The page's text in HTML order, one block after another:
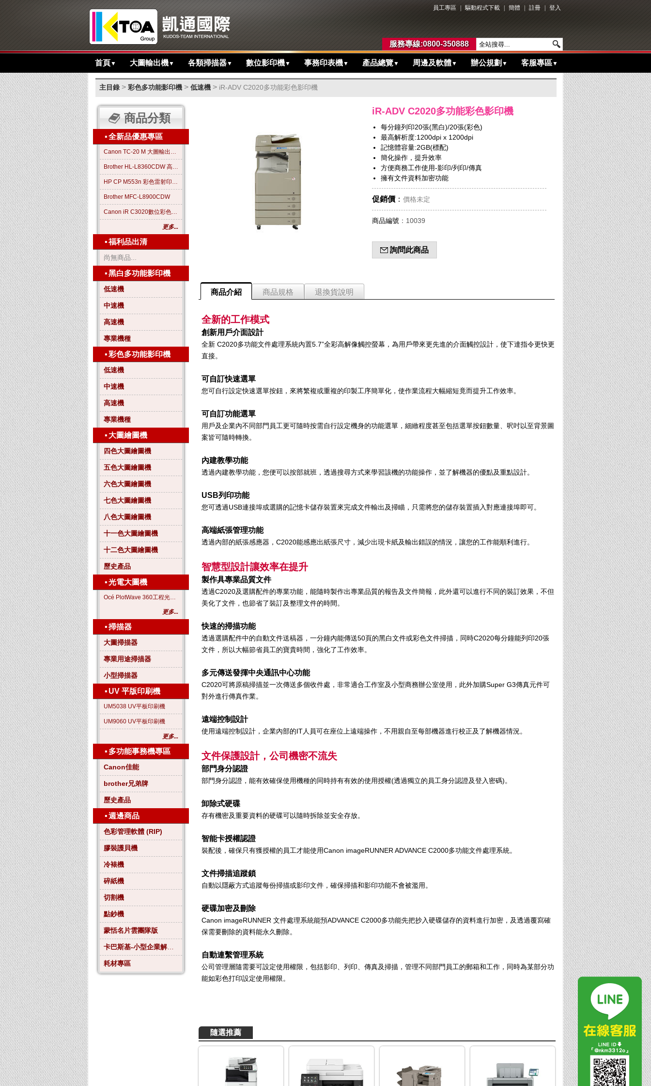
員工專區 驅動程式下載 簡體 註冊 登入
服務專線:0800-350888
首頁▼ 大圖輸出機▼ 各類掃描器▼ 數位影印機▼ 事務印表機▼ 產品總覽▼ 周邊及軟體▼ 辦公規劃 ▼ 客服專區▼
主目錄 > 彩色多功能影印機 > 低速機 > iR-ADV C2020多功能彩色影印機
商品分類
▪全新品優惠專區
Canon TC-20 M 大圖輸出繪圖機
Brother HL-L8360CDW 高效彩色雷射印表機
HP CP M553n 彩色雷射印表機
Brother MFC-L8900CDW
Canon iR C3020數位彩色影印機
更多...
▪福利品出清
尚無商品...
▪黑白多功能影印機
低速機
中速機
高速機
專業機種
▪彩色多功能影印機
低速機
中速機
高速機
專業機種
▪ 大圖繪圖機
四色大圖繪圖機
五色大圖繪圖機
六色大圖繪圖機
七色大圖繪圖機
八色大圖繪圖機
十一色大圖繪圖機
十二色大圖繪圖機
歷史產品
▪光電大圖機
Océ PlotWave 360工程光電大圖機
更多...
▪掃描器
大圖掃描器
專業用途掃描器
小型掃描器
▪ UV 平版印刷機
UM5038 UV平板印刷機
UM9060 UV平板印刷機
更多...
▪ 多功能事務機專區
Canon佳能
brother兄弟牌
歷史產品
▪週邊商品
色彩管理軟體 (RIP)
膠裝護貝機
冷裱機
碎紙機
切割機
點鈔機
蒙恬名片雲團隊版
卡巴斯基-小型企業解決方案4
耗材專區
iR-ADV C2020多功能彩色影印機
每分鐘列印20張(黑白)/20張(彩色)
最高解析度:1200dpi x 1200dpi
記憶體容量:2GB(標配)
簡化操作，提升效率
方便商務工作使用-影印/列印/傳真
擁有文件資料加密功能
促銷價 ： 價格未定
商品編號 ：10039
詢問此商品
商品介紹 商品規格 退換貨說明
全新的工作模式
創新用戶介面設計
全新 C2020多功能文件處理系統內置5.7”全彩高解像觸控螢幕，為用戶帶來更先進的介面觸控設計，使下達指令更快更
直接。
可自訂快速選單
您可自行設定快速選單按鈕，來將繁複或重複的印製工序簡單化，使作業流程大幅縮短竟而提升工作效率。
可自訂功能選單
用戶及企業內不同部門員工更可隨時按需自行設定機身的功能選單，細緻程度甚至包括選單按鈕數量、呎吋以至背景圖
案皆可隨時轉換。
內建教學功能
透過內建教學功能，您便可以按部就班，透過搜尋方式來學習該機的功能操作，並了解機器的優點及重點設計。
USB列印功能
您可透過USB連接埠或選購的記憶卡儲存裝置來完成文件輸出及掃瞄，只需將您的儲存裝置插入對應連接埠即可。
高端紙張管理功能
透過內部的紙張感應器，C2020能感應出紙張尺寸，減少出現卡紙及輸出錯誤的情況，讓您的工作能順利進行。
智慧型設計讓效率在提升
製作具專業品質文件
透過C2020及選購配件的專業功能，能隨時製作出專業品質的報告及文件簡報，此外還可以進行不同的裝訂效果，不但
美化了文件，也節省了裝訂及整理文件的時間。
快速的掃描功能
透過選購配件中的自動文件送稿器，一分鐘內能傳送50頁的黑白文件或彩色文件掃描，同時C2020每分鐘能列印20張
文件，所以大幅節省員工的寶貴時間，強化了工作效率。
多元傳送發揮中央通訊中心功能
C2020可將原稿掃描並一次傳送多個收件處，非常適合工作室及小型商務辦公室使用，此外加購Super G3傳真元件可
對外進行傳真作業。
遠端控制設計
使用遠端控制設計，企業內部的IT人員可在座位上遠端操作，不用親自至每部機器進行校正及了解機器情況。
文件保護設計，公司機密不流失
部門身分認證
部門身分認證，能有效確保使用機種的同時持有有效的使用授權(透過獨立的員工身分認證及登入密碼)。
卸除式硬碟
存有機密及重要資料的硬碟可以隨時拆除並安全存放。
智能卡授權認證
裝配後，確保只有獲授權的員工才能使用Canon imageRUNNER ADVANCE C2000多功能文件處理系統。
文件掃描追蹤鎖
自動以隱蔽方式追蹤每份掃描或影印文件，確保掃描和影印功能不會被濫用。
硬碟加密及刪除
Canon imageRUNNER 文件處理系統能預ADVANCE C2000多功能先把抄入硬碟儲存的資料進行加密，及透過覆寫確
保需要刪除的資料能永久刪除。
自動連繫管理系統
公司管理層隨需要可設定使用權限，包括影印、列印、傳真及掃描，管理不同部門員工的郵箱和工作，同時為某部分功
能如彩色打印設定使用權限。
隨選推薦